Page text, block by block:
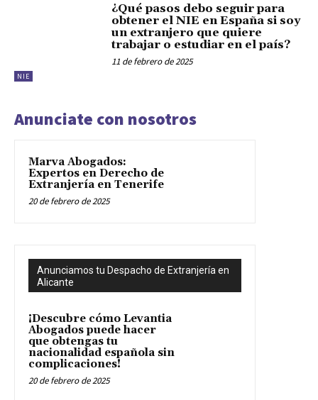
NIE
¿Qué pasos debo seguir para
obtener el NIE en España si soy
un extranjero que quiere
trabajar o estudiar en el país?
11 de febrero de 2025
Anunciate con nosotros
Marva Abogados:
Expertos en Derecho de
Extranjería en Tenerife
20 de febrero de 2025
Anunciamos tu Despacho de Extranjería en
Alicante
¡Descubre cómo Levantia
Abogados puede hacer
que obtengas tu
nacionalidad española sin
complicaciones!
20 de febrero de 2025